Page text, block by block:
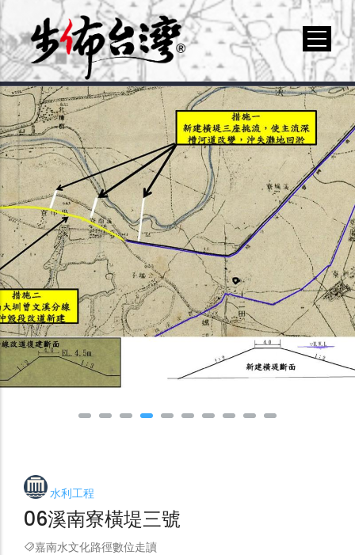
水利工程
06溪南寮橫堤三號
嘉南水文化路徑數位走讀